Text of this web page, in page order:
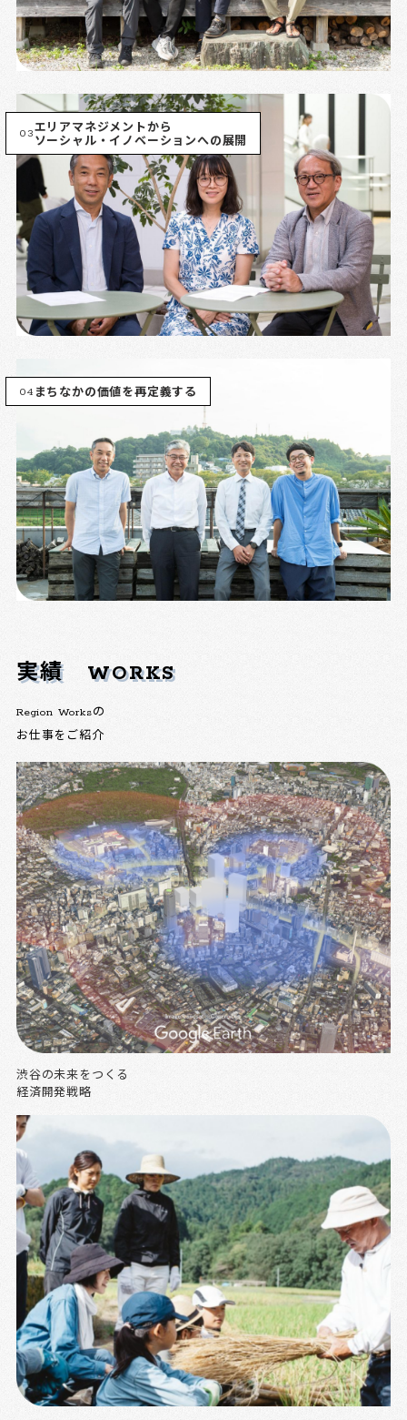
03エリアマネジメントから
ソーシャル・イノベーションへの展開
04 まちなかの価値を再定義する
実績 WORKS
Region Worksの
お仕事をご紹介
渋谷の未来をつくる
経済開発戦略